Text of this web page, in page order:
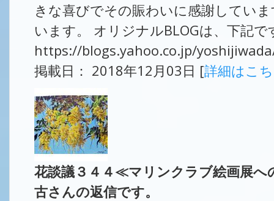
きな喜びでその賑わいに感謝してい
います。 オリジナルBLOGは、下記で
https://blogs.yahoo.co.jp/
掲載日： 2018年12月03日 [詳細はこ
花談議３４４≪マリンクラブ絵画展
古さんの返信です。